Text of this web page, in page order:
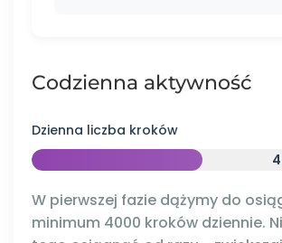
Codzienna aktywność
Dzienna liczba kroków
W pierwszej fazie dążymy do
minimum 4000 kroków dziennie.